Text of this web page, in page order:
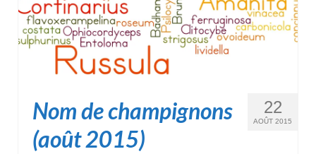
22
AOÛT 2015
Nom de champignons
(août 2015)